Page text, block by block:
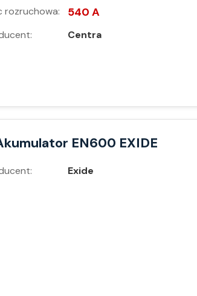
rozruchowa: 540 A
Centra
EN600 EXIDE
Exide